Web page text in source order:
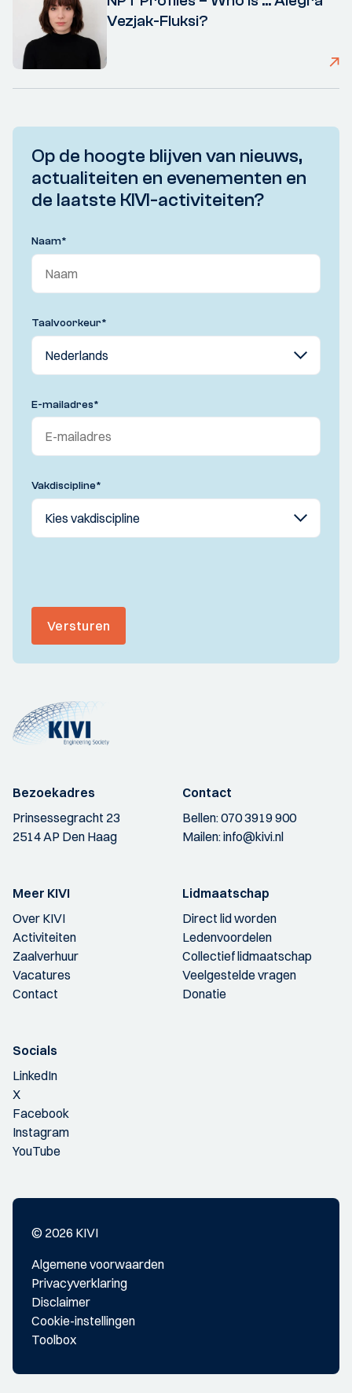
Vezjak-Fluksi?
Op de hoogte blijven van nieuws,
actualiteiten en evenementen en
de laatste KIVI-activiteiten?
Naam*
Taalvoorkeur*
E-mailadres*
Vakdiscipline*
Versturen
Bezoekadres
Prinsessegracht 23
2514 AP Den Haag
Contact
Bellen:070 3919 900
Mailen:info@kivi.nl
Meer KIVI
Over KIVI
Activiteiten
Zaalverhuur
Vacatures
Contact
Lidmaatschap
Direct lid worden
Ledenvoordelen
Collectief lidmaatschap
Veelgestelde vragen
Donatie
Socials
LinkedIn
X
Facebook
Instagram
YouTube
© 2026 KIVI
Algemene voorwaarden
Privacyverklaring
Disclaimer
Cookie-instellingen
Toolbox